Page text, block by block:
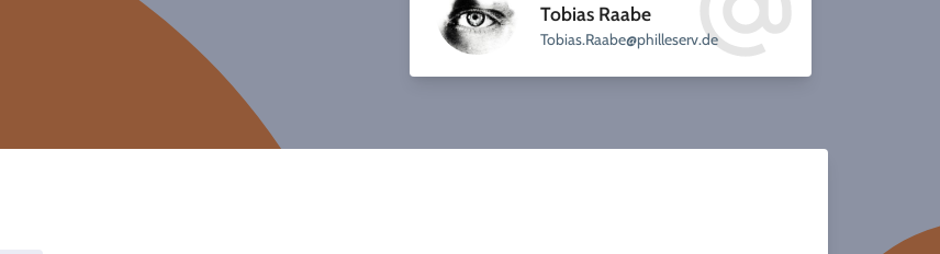
Tobias Raabe
ed.vre
sellihp@ebaaR.saiboT